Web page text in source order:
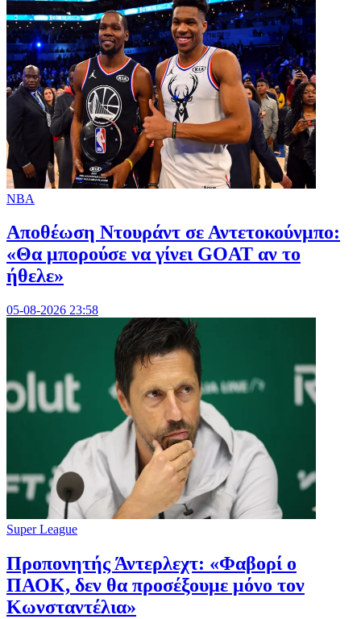
NBA
Αποθέωση Ντουράντ σε Αντετοκούνμπο:
«Θα μπορούσε να γίνει GOAT αν το
ήθελε»
05-08-2026 23:58
Super League
Προπονητής Άντερλεχτ: «Φαβορί ο
ΠΑΟΚ, δεν θα προσέξουμε μόνο τον
Κωνσταντέλια»